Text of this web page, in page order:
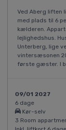
Ved Aberg liften
med plads til 6
kælderen.
lejlighedshus.
Unterberg, lige
vintersæsonen
første gæster. I
09/01 2027
6 dage
Kør-selv
3 Room